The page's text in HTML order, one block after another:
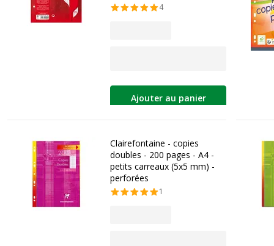
4
Ajouter au panier
Clairefontaine - copies
doubles - 200 pages - A4 -
petits carreaux (5x5 mm) -
perforées
1